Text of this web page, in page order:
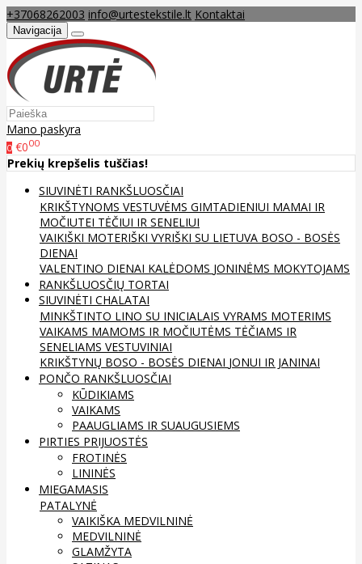
+37068262003 info@urtestekstile.lt Kontaktai
Navigacija
Mano paskyra
0 €000
Prekių krepšelis tuščias!
SIUVINĖTI RANKŠLUOSČIAI
KRIKŠTYNOMS VESTUVĖMS GIMTADIENIUI MAMAI IR
MOČIUTEI TĖČIUI IR SENELIUI
VAIKIŠKI MOTERIŠKI VYRIŠKI SU LIETUVA BOSO - BOSĖS
DIENAI
VALENTINO DIENAI KALĖDOMS JONINĖMS MOKYTOJAMS
RANKŠLUOSČIŲ TORTAI
SIUVINĖTI CHALATAI
MINKŠTINTO LINO SU INICIALAIS VYRAMS MOTERIMS
VAIKAMS MAMOMS IR MOČIUTĖMS TĖČIAMS IR
SENELIAMS VESTUVINIAI
KRIKŠTYNŲ BOSO - BOSĖS DIENAI JONUI IR JANINAI
PONČO RANKŠLUOSČIAI
KŪDIKIAMS
VAIKAMS
PAAUGLIAMS IR SUAUGUSIEMS
PIRTIES PRIJUOSTĖS
FROTINĖS
LININĖS
MIEGAMASIS
PATALYNĖ
VAIKIŠKA MEDVILNINĖ
MEDVILNINĖ
GLAMŽYTA